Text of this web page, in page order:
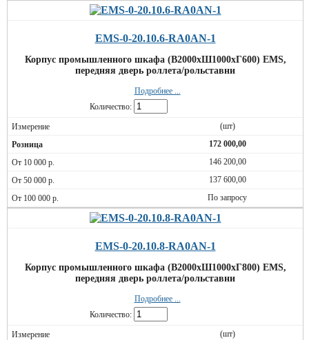
EMS-0-20.10.6-RA0AN-1
Корпус промышленного шкафа (В2000хШ1000хГ600) EMS,
передняя дверь роллета/рольставни
Подробнее ...
Количество:
(шт)
172 000,00
146 200,00
137 600,00
По запросу
EMS-0-20.10.8-RA0AN-1
Корпус промышленного шкафа (В2000хШ1000хГ800) EMS,
передняя дверь роллета/рольставни
Подробнее ...
Количество:
(шт)